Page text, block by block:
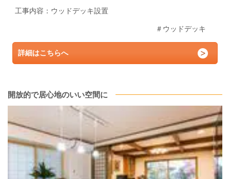
工事内容：ウッドデッキ設置
＃ウッドデッキ
詳細はこちらへ
開放的で居心地のいい空間に